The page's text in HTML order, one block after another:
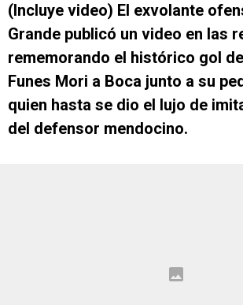
(Incluye video) El exvolante
Grande publicó un video en las
rememorando el histórico gol
Funes Mori a Boca junto a su
quien hasta se dio el lujo de
del defensor mendocino.